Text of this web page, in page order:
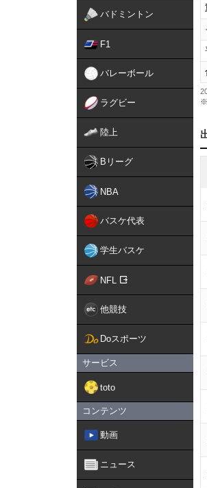
バドミントン
F1
バレーボール
ラグビー
陸上
Bリーグ
NBA
バスケ代表
学生バスケ
NFL
他競技
Doスポーツ
サービス
toto
コンテンツ
動画
ニュース
※